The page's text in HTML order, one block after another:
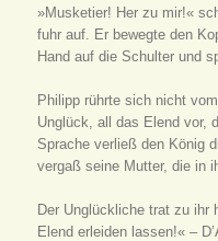
»Musketier! Her zu mir!«
fuhr auf. Er bewegte den
Hand auf die Schulter und
Philipp rührte sich nicht
Unglück, all das Elend vor,
Sprache verließ den König
vergaß seine Mutter, die in
Der Unglückliche trat zu ihr
Elend erleiden lassen!« –